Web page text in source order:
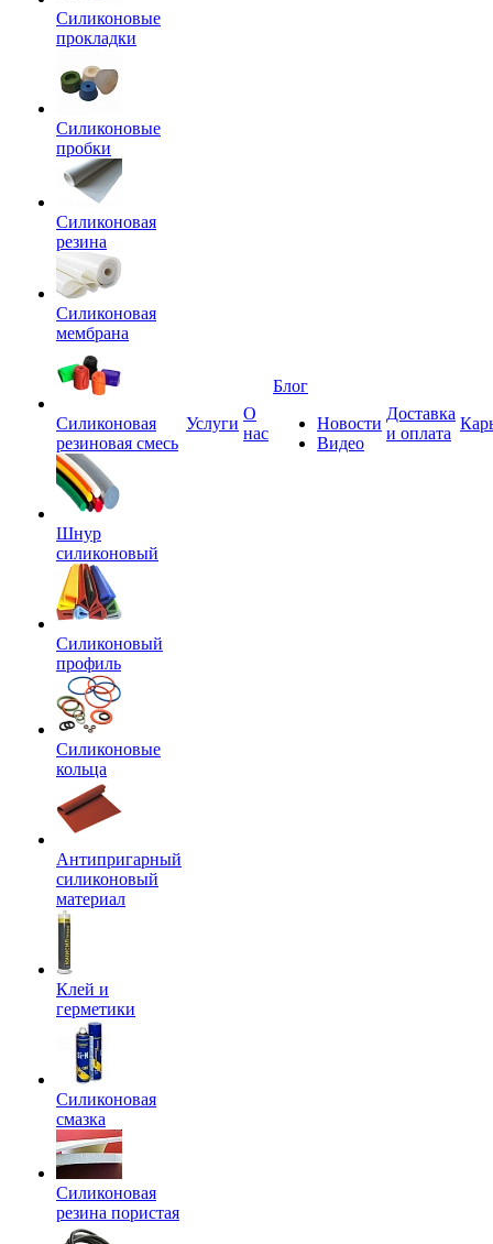
Силиконовые
прокладки
Силиконовые
пробки
Силиконовая
резина
Силиконовая
мембрана
Силиконовая
резиновая смесь
Шнур
силиконовый
Силиконовый
профиль
Силиконовые
кольца
Антипригарный
силиконовый
материал
Клей и
герметики
Силиконовая
смазка
Силиконовая
резина пористая
Услуги
О
нас
Блог
Новости
Видео
Доставка
и оплата